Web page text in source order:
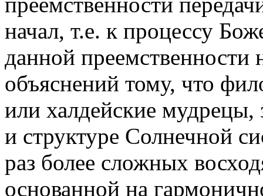
начал, т.е. к процессу
данной
объяснений тому, что
или халдейские
и структуре Солнечной
раз более сложных
основанной на